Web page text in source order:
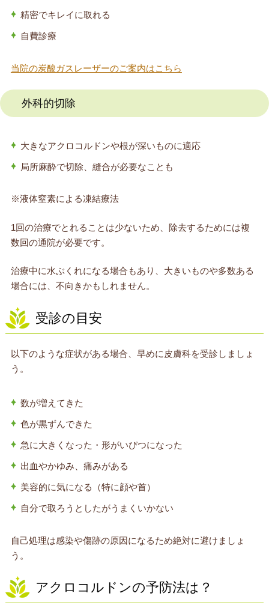
精密でキレイに取れる
自費診療
当院の炭酸ガスレーザーのご案内はこちら
外科的切除
大きなアクロコルドンや根が深いものに適応
局所麻酔で切除、縫合が必要なことも
※液体窒素による凍結療法
1回の治療でとれることは少ないため、除去するためには複
数回の通院が必要です。
治療中に水ぶくれになる場合もあり、大きいものや多数ある
場合には、不向きかもしれません。
受診の目安
以下のような症状がある場合、早めに皮膚科を受診しましょ
う。
数が増えてきた
色が黒ずんできた
急に大きくなった・形がいびつになった
出血やかゆみ、痛みがある
美容的に気になる（特に顔や首）
自分で取ろうとしたがうまくいかない
自己処理は感染や傷跡の原因になるため絶対に避けましょ
う。
アクロコルドンの予防法は？